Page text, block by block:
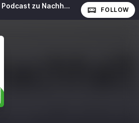
Tonspur N - Der Podcast zu Nachhaltigkeit und CSR FOLLOW